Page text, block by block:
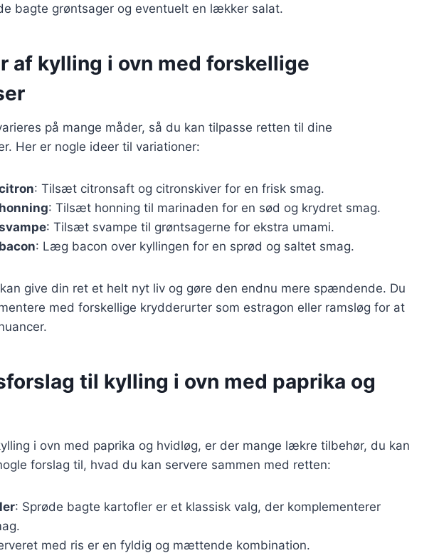
bagte grøntsager og eventuelt en lækker salat.
af kylling i ovn med forskellige
på mange måder, så du kan tilpasse retten til dine
Her er nogle ideer til variationer:
: Tilsæt citronsaft og citronskiver for en frisk smag.
: Tilsæt honning til marinaden for en sød og krydret smag.
: Tilsæt svampe til grøntsagerne for ekstra umami.
: Læg bacon over kyllingen for en sprød og saltet smag.
give din ret et helt nyt liv og gøre den endnu mere spændende. Du
med forskellige krydderurter som estragon eller ramsløg for at
til kylling i ovn med paprika og
i ovn med paprika og hvidløg, er der mange lækre tilbehør, du kan
forslag til, hvad du kan servere sammen med retten:
: Sprøde bagte kartofler er et klassisk valg, der komplementerer
med ris er en fyldig og mættende kombination.